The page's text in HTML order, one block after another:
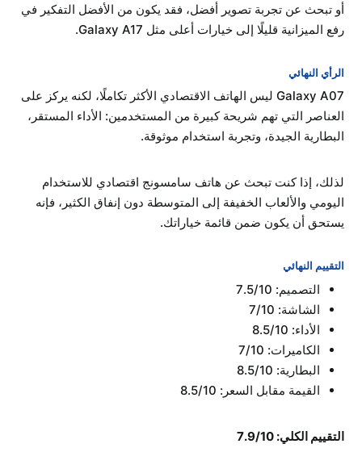
أو تبحث عن تجربة تصوير أفضل، فقد يكون من الأفضل التفكير في
رفع الميزانية قليلًا إلى خيارات أعلى مثل Galaxy A17.
الرأي النهائي
Galaxy A07 ليس الهاتف الاقتصادي الأكثر تكاملًا، لكنه يركز على
العناصر التي تهم شريحة كبيرة من المستخدمين: الأداء المستقر،
البطارية الجيدة، وتجربة استخدام موثوقة.
لذلك، إذا كنت تبحث عن هاتف سامسونج اقتصادي للاستخدام
اليومي والألعاب الخفيفة إلى المتوسطة دون إنفاق الكثير، فإنه
يستحق أن يكون ضمن قائمة خياراتك.
التقييم النهائي
التصميم: 7.5/10
الشاشة: 7/10
الأداء: 8.5/10
الكاميرات: 7/10
البطارية: 8.5/10
القيمة مقابل السعر: 8.5/10
التقييم الكلي: 7.9/10